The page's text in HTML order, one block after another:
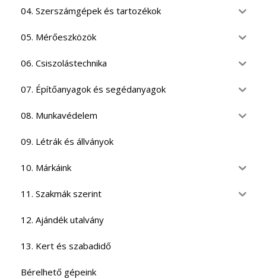
04. Szerszámgépek és tartozékok
05. Mérőeszközök
06. Csiszolástechnika
07. Építőanyagok és segédanyagok
08. Munkavédelem
09. Létrák és állványok
10. Márkáink
11. Szakmák szerint
12. Ajándék utalvány
13. Kert és szabadidő
Bérelhető gépeink